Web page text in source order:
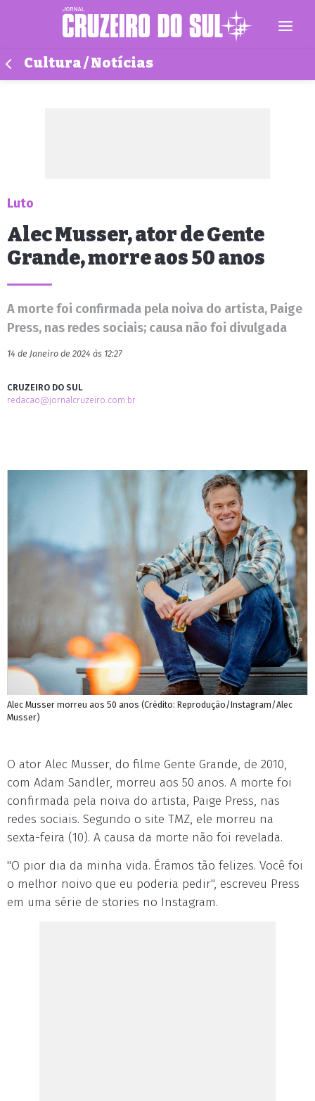
Cultura / Notícias
Luto
Alec Musser, ator de Gente
Grande, morre aos 50 anos
A morte foi confirmada pela noiva do artista, Paige
Press, nas redes sociais; causa não foi divulgada
14 de Janeiro de 2024 às 12:27
CRUZEIRO DO SUL
redacao@jornalcruzeiro.com.br
Alec Musser morreu aos 50 anos (Crédito: Reprodução/Instagram/Alec
Musser)
O ator Alec Musser, do filme Gente Grande, de 2010,
com Adam Sandler, morreu aos 50 anos. A morte foi
confirmada pela noiva do artista, Paige Press, nas
redes sociais. Segundo o site TMZ, ele morreu na
sexta-feira (10). A causa da morte não foi revelada.
"O pior dia da minha vida. Éramos tão felizes. Você foi
o melhor noivo que eu poderia pedir", escreveu Press
em uma série de stories no Instagram.